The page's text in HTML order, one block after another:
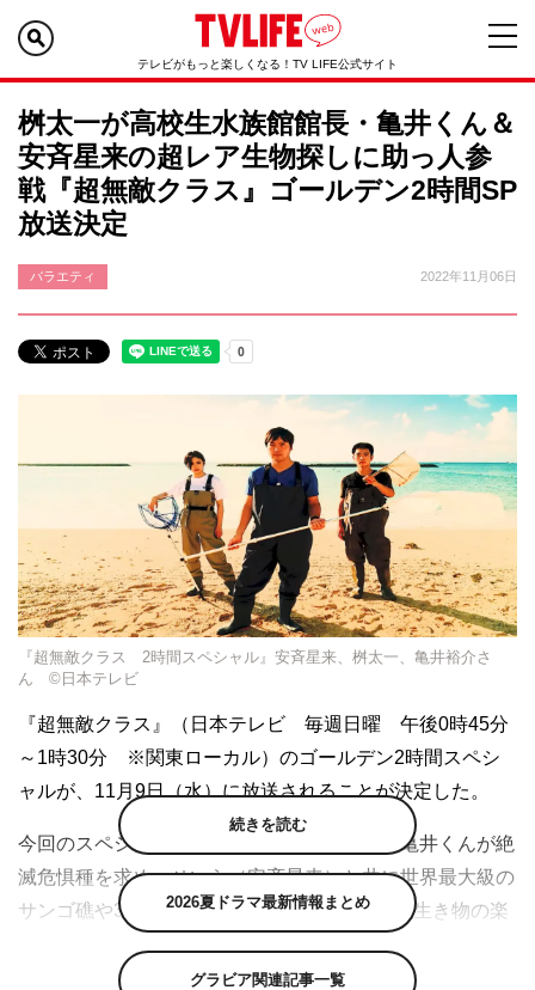
テレビがもっと楽しくなる！TV LIFE公式サイト
桝太一が高校生水族館館長・亀井くん＆
安斉星来の超レア生物探しに助っ人参
戦『超無敵クラス』ゴールデン2時間SP
放送決定
バラエティ 2022年11月06日
『超無敵クラス 2時間スペシャル』安斉星来、桝太一、亀井裕介さ
ん ©日本テレビ
『超無敵クラス』（日本テレビ 毎週日曜 午後0時45分
～1時30分 ※関東ローカル）のゴールデン2時間スペシ
ャルが、11月9日（水）に放送されることが決定した。
今回のスペシャルでは、高校生水族館館長・亀井くんが絶
滅危惧種を求め、せいら（安斉星来）と共に世界最大級の
サンゴ礁や300種類以上の魚が生息している、生き物の楽
らサプライズ助っ人として桝太一が緊急参戦。生き物の魅
続きを読む
2026夏ドラマ最新情報まとめ
グラビア関連記事一覧